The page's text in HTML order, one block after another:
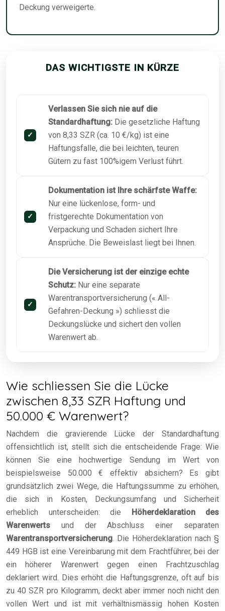
Deckung verweigerte.
DAS WICHTIGSTE IN KÜRZE
Verlassen Sie sich nie auf die
Standardhaftung: Die gesetzliche Haftung
von 8,33 SZR (ca. 10 €/kg) ist eine
Haftungsfalle, die bei leichten, teuren
Gütern zu fast 100%igem Verlust führt.
Dokumentation ist Ihre schärfste Waffe:
Nur eine lückenlose, form- und
fristgerechte Dokumentation von
Verpackung und Schaden sichert Ihre
Ansprüche. Die Beweislast liegt bei Ihnen.
Die Versicherung ist der einzige echte
Schutz: Nur eine separate
Warentransportversicherung (« All-
Gefahren-Deckung ») schliesst die
Deckungslücke und sichert den vollen
Warenwert ab.
Wie schliessen Sie die Lücke
zwischen 8,33 SZR Haftung und
50.000 € Warenwert?
Nachdem die gravierende Lücke der Standardhaftung
offensichtlich ist, stellt sich die entscheidende Frage: Wie
können Sie eine hochwertige Sendung im Wert von
beispielsweise 50.000 € effektiv absichern? Es gibt
grundsätzlich zwei Wege, die Haftungssumme zu erhöhen,
die sich in Kosten, Deckungsumfang und Sicherheit
erheblich unterscheiden: die
Höherdeklaration des
Warenwerts und der Abschluss einer separaten
Warentransportversicherung. Die Höherdeklaration nach §
449 HGB ist eine Vereinbarung mit dem Frachtführer, bei der
ein höherer Warenwert gegen einen Frachtzuschlag
deklariert wird. Dies erhöht die Haftungsgrenze, oft auf bis
zu 40 SZR pro Kilogramm, deckt aber immer noch nicht den
vollen Wert und ist mit verhältnismässig hohen Kosten